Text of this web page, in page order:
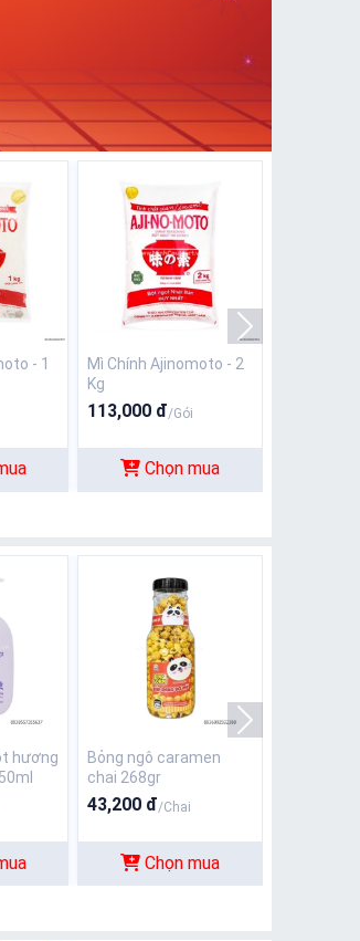
- 1
Mì Chính Ajinomoto - 2
Kg
113,000 đ/Gói
Chọn mua
hương
Bỏng ngô caramen
chai 268gr
43,200 đ/Chai
Chọn mua